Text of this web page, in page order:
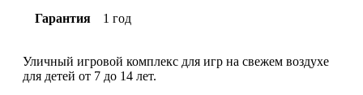
Гарантия 1 год
Уличный игровой комплекс для игр на свежем воздухе
для детей от 7 до 14 лет.